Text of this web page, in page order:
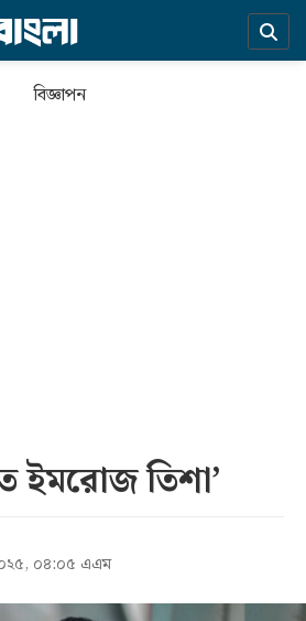
বিজ্ঞাপন
ইমরোজ তিশা’
০৪:০৫ এএম